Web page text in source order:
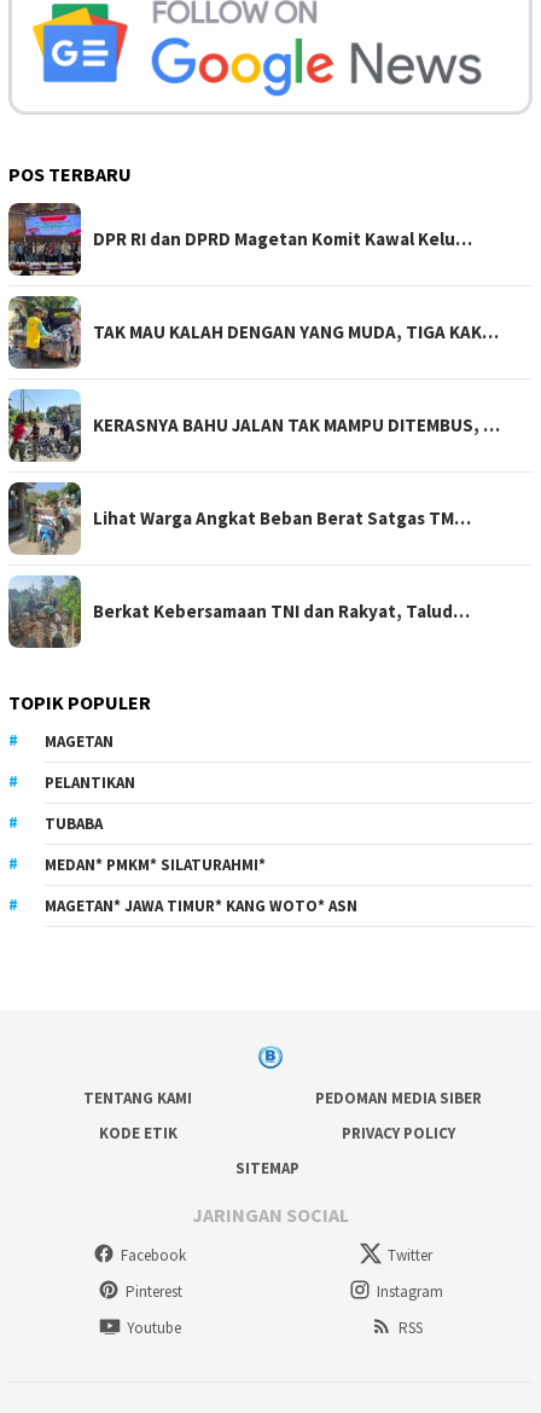
POS TERBARU
DPR RI dan DPRD Magetan Komit Kawal Kelu…
TAK MAU KALAH DENGAN YANG MUDA, TIGA KAK…
KERASNYA BAHU JALAN TAK MAMPU DITEMBUS, …
Lihat Warga Angkat Beban Berat Satgas TM…
Berkat Kebersamaan TNI dan Rakyat, Talud…
TOPIK POPULER
MAGETAN
PELANTIKAN
TUBABA
MEDAN* PMKM* SILATURAHMI*
MAGETAN* JAWA TIMUR* KANG WOTO* ASN
TENTANG KAMI
PEDOMAN MEDIA SIBER
KODE ETIK
PRIVACY POLICY
SITEMAP
JARINGAN SOCIAL
Facebook
Twitter
Pinterest
Instagram
Youtube
RSS